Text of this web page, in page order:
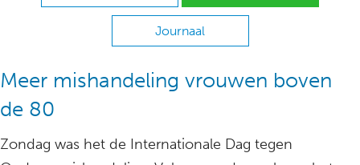
Journaal
Meer mishandeling vrouwen boven
de 80
Zondag was het de Internationale Dag tegen